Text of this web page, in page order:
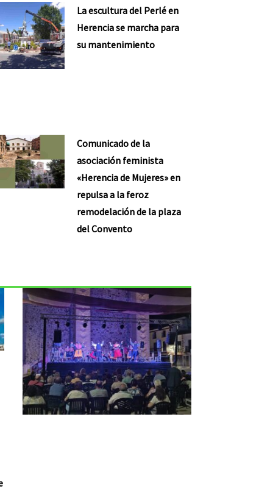
La escultura del Perlé en
Herencia se marcha para
su mantenimiento
Comunicado de la
asociación feminista
«Herencia de Mujeres» en
repulsa a la feroz
remodelación de la plaza
del Convento